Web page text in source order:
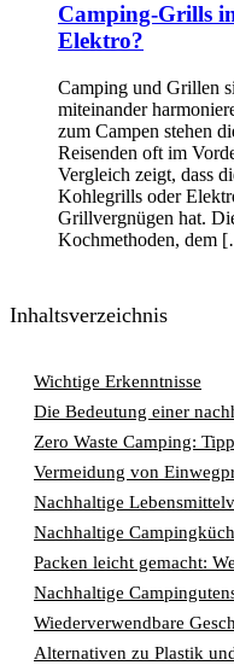
Camping-Grills
Elektro?
Camping und Grillen
miteinander
zum Campen stehen
Reisenden oft im
Vergleich zeigt, dass
Kohlegrills oder
Grillvergnügen hat.
Kochmethoden, dem
Inhaltsverzeichnis
Wichtige Erkenntnisse
Die Bedeutung einer
Zero Waste Camping:
Vermeidung von
Nachhaltige
Nachhaltige
Packen leicht gemacht:
Nachhaltige
Wiederverwendbare
Alternativen zu Plastik